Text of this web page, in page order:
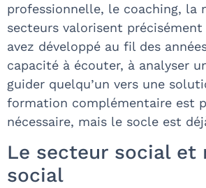
professionnelle, le coaching, la
secteurs valorisent précisément
avez développé au fil des
capacité à écouter, à analyser
guider quelqu’un vers une
formation complémentaire est
nécessaire, mais le socle est
Le secteur social et
social